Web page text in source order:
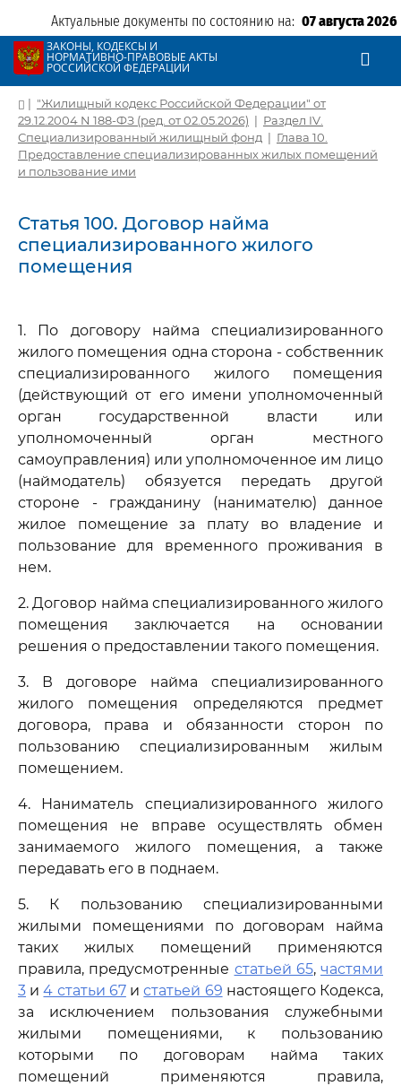
Актуальные документы по состоянию на: 07 августа 2026
ЗАКОНЫ, КОДЕКСЫ И
НОРМАТИВНО-ПРАВОВЫЕ АКТЫ
РОССИЙСКОЙ ФЕДЕРАЦИИ
| "Жилищный кодекс Российской Федерации" от
29.12.2004 N 188-ФЗ (ред. от 02.05.2026) | Раздел IV.
Специализированный жилищный фонд | Глава 10.
Предоставление специализированных жилых помещений
и пользование ими
Статья 100. Договор найма
специализированного жилого
помещения
1. По договору найма специализированного
жилого помещения одна сторона - собственник
специализированного жилого помещения
(действующий от его имени уполномоченный
орган государственной власти или
уполномоченный орган местного
самоуправления) или уполномоченное им лицо
(наймодатель) обязуется передать другой
стороне - гражданину (нанимателю) данное
жилое помещение за плату во владение и
пользование для временного проживания в
нем.
2. Договор найма специализированного жилого
помещения заключается на основании
решения о предоставлении такого помещения.
3. В договоре найма специализированного
жилого помещения определяются предмет
договора, права и обязанности сторон по
пользованию специализированным жилым
помещением.
4. Наниматель специализированного жилого
помещения не вправе осуществлять обмен
занимаемого жилого помещения, а также
передавать его в поднаем.
5. К пользованию специализированными
жилыми помещениями по договорам найма
таких жилых помещений применяются
правила, предусмотренные статьей 65, частями
3 и4 статьи 67истатьей 69 настоящего Кодекса,
за исключением пользования служебными
жилыми помещениями, к пользованию
которыми по договорам найма таких
помещений применяются правила,